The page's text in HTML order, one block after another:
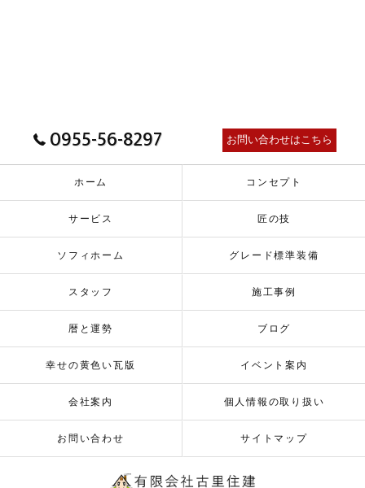
0955-56-8297 お問い合わせはこちら
ホーム コンセプト
サービス 匠の技
ソフィホーム グレード標準装備
スタッフ 施工事例
暦と運勢 ブログ
幸せの黄色い瓦版 イベント案内
会社案内 個人情報の取り扱い
お問い合わせ サイトマップ